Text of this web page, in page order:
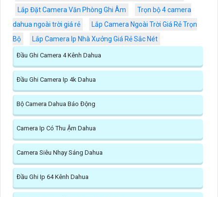
Lắp Đặt Camera Văn Phòng Ghi Âm
Trọn bộ 4 camera
dahua ngoài trời giá rẻ
Lắp Camera Ngoài Trời Giá Rẻ Trọn
Bộ
Lắp Camera Ip Nhà Xưởng Giá Rẻ Sắc Nét
Đầu Ghi Camera 4 Kênh Dahua
Đầu Ghi Camera Ip 4k Dahua
Bộ Camera Dahua Báo Động
Camera Ip Có Thu Ậm Dahua
Camera Siêu Nhạy Sáng Dahua
Đầu Ghi Ip 64 Kênh Dahua